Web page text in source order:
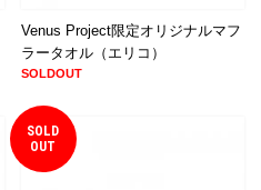
Venus Project限定オリジナルマフ
ラータオル（エリコ）
SOLDOUT
SOLD
OUT